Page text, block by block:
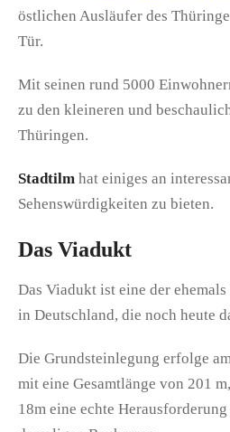
östlichen Ausläufer des
Tür.
Mit seinen rund 5000
zu den kleineren und
Thüringen.
Stadtilm hat einiges an
Sehenswürdigkeiten zu bieten.
Das Viadukt
Das Viadukt ist eine der
in Deutschland, die noch heute
Die Grundsteinlegung erfolge
mit eine Gesamtlänge von 201
18m eine echte